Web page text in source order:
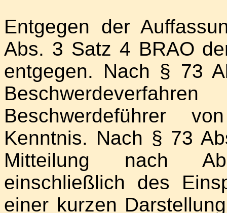
Entgegen der
Abs. 3 Satz 4 BRAO
entgegen. Nach § 73
Beschwerdeführer
Kenntnis. Nach § 73
Mitteilung nach
einschließlich des
einer kurzen